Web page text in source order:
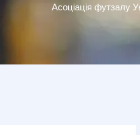
Асоціація футзалу